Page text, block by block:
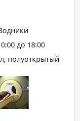
до 18:00
полуоткрытый